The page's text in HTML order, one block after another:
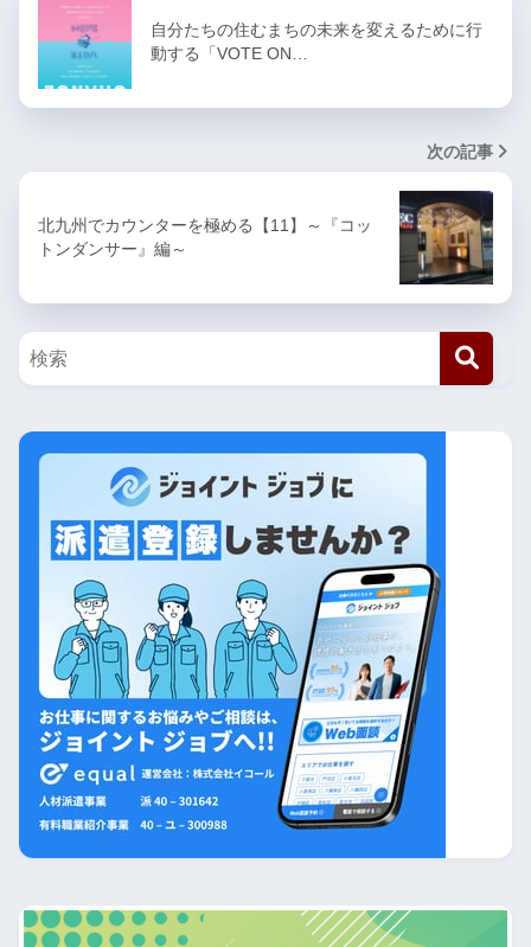
自分たちの住むまちの未来を変えるために行
動する「VOTE ON…
次の記事
北九州でカウンターを極める【11】～『コッ
トンダンサー』編～